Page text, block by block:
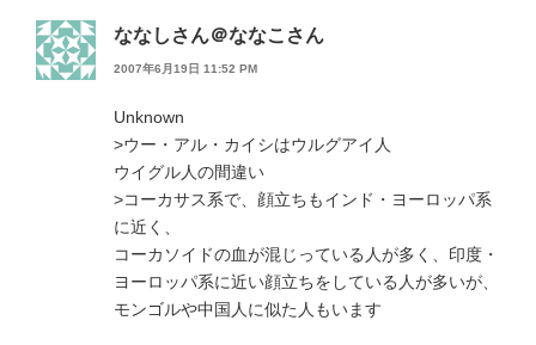
ななしさん＠ななこさん
2007年6月19日 11:52 PM
Unknown
>ウー・アル・カイシはウルグアイ人
ウイグル人の間違い
>コーカサス系で、顔立ちもインド・ヨーロッパ系
に近く、
コーカソイドの血が混じっている人が多く、印度・
ヨーロッパ系に近い顔立ちをしている人が多いが、
モンゴルや中国人に似た人もいます